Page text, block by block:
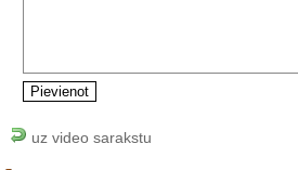
uz video sarakstu